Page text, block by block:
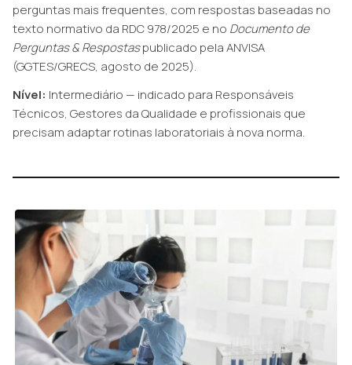
perguntas mais frequentes, com respostas baseadas no
texto normativo da RDC 978/2025 e no Documento de
Perguntas & Respostaspublicado pela ANVISA
(GGTES/GRECS, agosto de 2025).
Nível: Intermediário — indicado para Responsáveis
Técnicos, Gestores da Qualidade e profissionais que
precisam adaptar rotinas laboratoriais à nova norma.